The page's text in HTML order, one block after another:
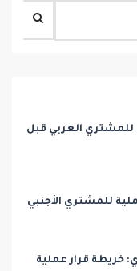
للمشتري العربي قبل
للمشتري الأجنبي
خريطة قرار عملية